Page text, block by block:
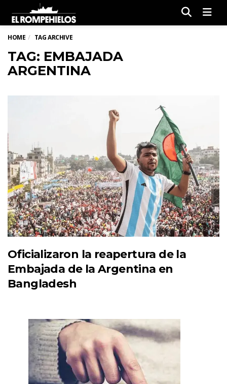
HOME TAG ARCHIVE
TAG: EMBAJADA
ARGENTINA
Oficializaron la reapertura de la
Embajada de la Argentina en
Bangladesh